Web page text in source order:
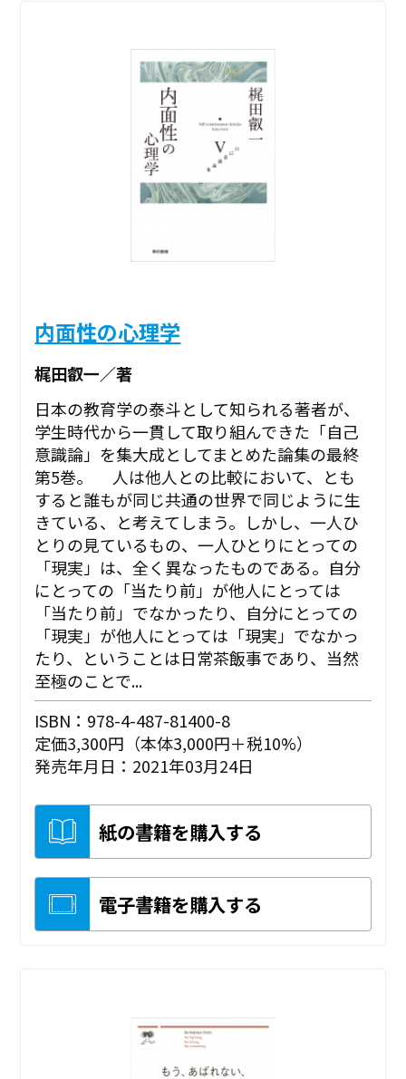
内面性の心理学
梶田叡一／著
日本の教育学の泰斗として知られる著者が、
学生時代から一貫して取り組んできた「自己
意識論」を集大成としてまとめた論集の最終
第5巻。 人は他人との比較において、とも
すると誰もが同じ共通の世界で同じように生
きている、と考えてしまう。しかし、一人ひ
とりの見ているもの、一人ひとりにとっての
「現実」は、全く異なったものである。自分
にとっての「当たり前」が他人にとっては
「当たり前」でなかったり、自分にとっての
「現実」が他人にとっては「現実」でなかっ
たり、ということは日常茶飯事であり、当然
至極のことで...
ISBN：978-4-487-81400-8
定価3,300円（本体3,000円＋税10%）
発売年月日：2021年03月24日
紙の書籍を購入する
電子書籍を購入する